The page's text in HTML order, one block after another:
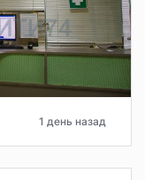
1 день назад